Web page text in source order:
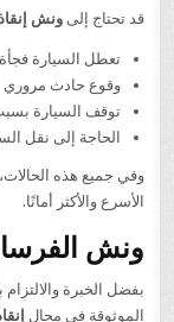
قد تحتاج إلىونش
تعطل السيارة فجأة
وقوع حادث مروري
توقف السيارة
الحاجة إلى نقل
وفي جميع هذه
الأسرع والأكثر أمانًا.
ونش
بفضل الخبرة
الموثوقة في مجال